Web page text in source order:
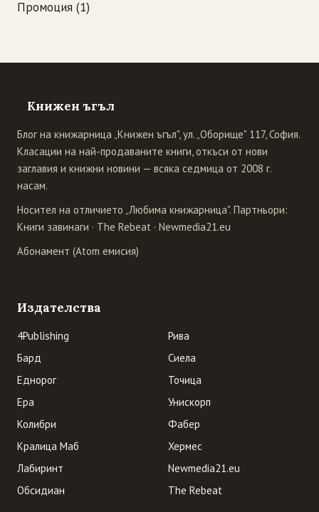
Промоция (1)
Книжен ъгъл
Блог на книжарница „Книжен ъгъл", ул. „Оборище" 117, София.
Класации на най-продаваните книги, откъси от нови
заглавия и книжни новини — всяка седмица от 2008 г.
насам.
Носител на отличието „Любима книжарница". Партньори:
Книги завинаги · The Rebeat · Newmedia21.eu
Абонамент (Atom емисия)
Издателства
4Publishing
Бард
Еднорог
Ера
Колибри
Кралица Маб
Лабиринт
Обсидиан
Рива
Сиела
Точица
Унискорп
Фабер
Хермес
Newmedia21.eu
The Rebeat